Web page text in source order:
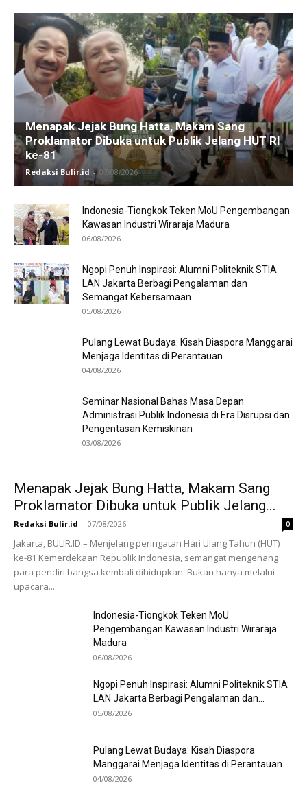
Menapak Jejak Bung Hatta, Makam Sang
Proklamator Dibuka untuk Publik Jelang HUT RI
ke-81
Redaksi Bulir.id - 07/08/2026
Indonesia-Tiongkok Teken MoU Pengembangan
Kawasan Industri Wiraraja Madura
06/08/2026
Ngopi Penuh Inspirasi: Alumni Politeknik STIA
LAN Jakarta Berbagi Pengalaman dan
Semangat Kebersamaan
05/08/2026
Pulang Lewat Budaya: Kisah Diaspora Manggarai
Menjaga Identitas di Perantauan
04/08/2026
Seminar Nasional Bahas Masa Depan
Administrasi Publik Indonesia di Era Disrupsi dan
Pengentasan Kemiskinan
03/08/2026
Menapak Jejak Bung Hatta, Makam Sang
Proklamator Dibuka untuk Publik Jelang...
Redaksi Bulir.id - 07/08/2026 0
Jakarta, BULIR.ID – Menjelang peringatan Hari Ulang Tahun (HUT)
ke-81 Kemerdekaan Republik Indonesia, semangat mengenang
para pendiri bangsa kembali dihidupkan. Bukan hanya melalui
upacara...
Indonesia-Tiongkok Teken MoU
Pengembangan Kawasan Industri Wiraraja
Madura
06/08/2026
Ngopi Penuh Inspirasi: Alumni Politeknik STIA
LAN Jakarta Berbagi Pengalaman dan...
05/08/2026
Pulang Lewat Budaya: Kisah Diaspora
Manggarai Menjaga Identitas di Perantauan
04/08/2026